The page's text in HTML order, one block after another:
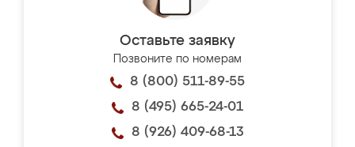
Оставьте заявку
Позвоните по номерам
8 (800) 511-89-55
8 (495) 665-24-01
8 (926) 409-68-13